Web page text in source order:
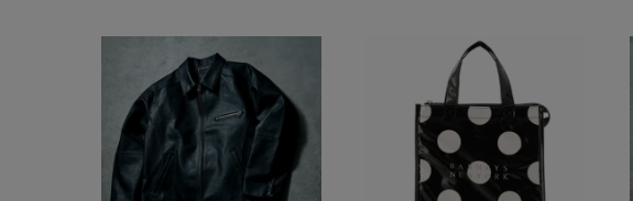
BAKUNE
BALENCIAGA
BARBA